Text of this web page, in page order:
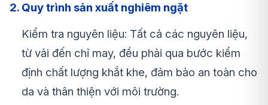
2. Quy trình sản xuất nghiêm ngặt
Kiểm tra nguyên liệu: Tất cả các nguyên liệu,
từ vải đến chỉ may, đều phải qua bước kiểm
định chất lượng khắt khe, đảm bảo an toàn cho
da và thân thiện với môi trường.